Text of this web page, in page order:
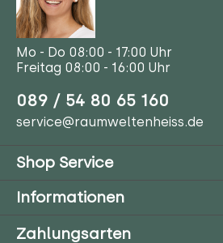
Mo - Do 08:00 - 17:00 Uhr
Freitag 08:00 - 16:00 Uhr
089 / 54 80 65 160
service@raumweltenheiss.de
Shop Service
Informationen
Zahlungsarten